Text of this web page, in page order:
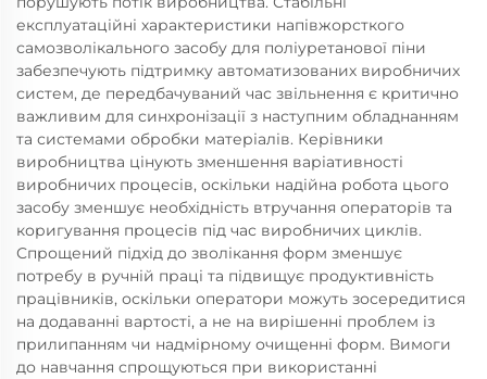
експлуатаційні характеристики напівжорсткого
самозволікального засобу для поліуретанової піни
забезпечують підтримку автоматизованих виробничих
систем, де передбачуваний час звільнення є критично
важливим для синхронізації з наступним обладнанням
та системами обробки матеріалів. Керівники
виробництва цінують зменшення варіативності
виробничих процесів, оскільки надійна робота цього
засобу зменшує необхідність втручання операторів та
коригування процесів під час виробничих циклів.
Спрощений підхід до зволікання форм зменшує
потребу в ручній праці та підвищує продуктивність
працівників, оскільки оператори можуть зосередитися
на додаванні вартості, а не на вирішенні проблем із
прилипанням чи надмірному очищенні форм. Вимоги
до навчання спрощуються при використанні